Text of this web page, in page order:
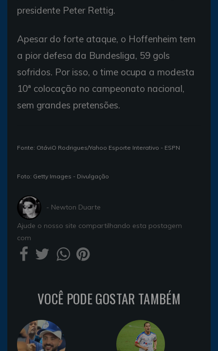
presidente Peter Rettig.
Apesar do forte ataque, o Hoffenheim tem
a pior defesa da Bundesliga, 59 gols
sofridos. Por isso, o time ocupa a modesta
10ª colocação no campeonato nacional,
sem grandes pretensões.
Fonte: OtáviO Rodrigues/Yahoo Esporte Interativo - ESPN
Foto: Getty Images - Divulgação
- Newton Duarte
Ajude o nosso site compartilhando esta postagem
com
VOCÊ PODE GOSTAR TAMBÉM